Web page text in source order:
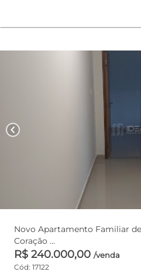
chevron_left
Novo Apartamento Familiar
Coração ...
R$ 240.000,00 /venda
Cód: 17122